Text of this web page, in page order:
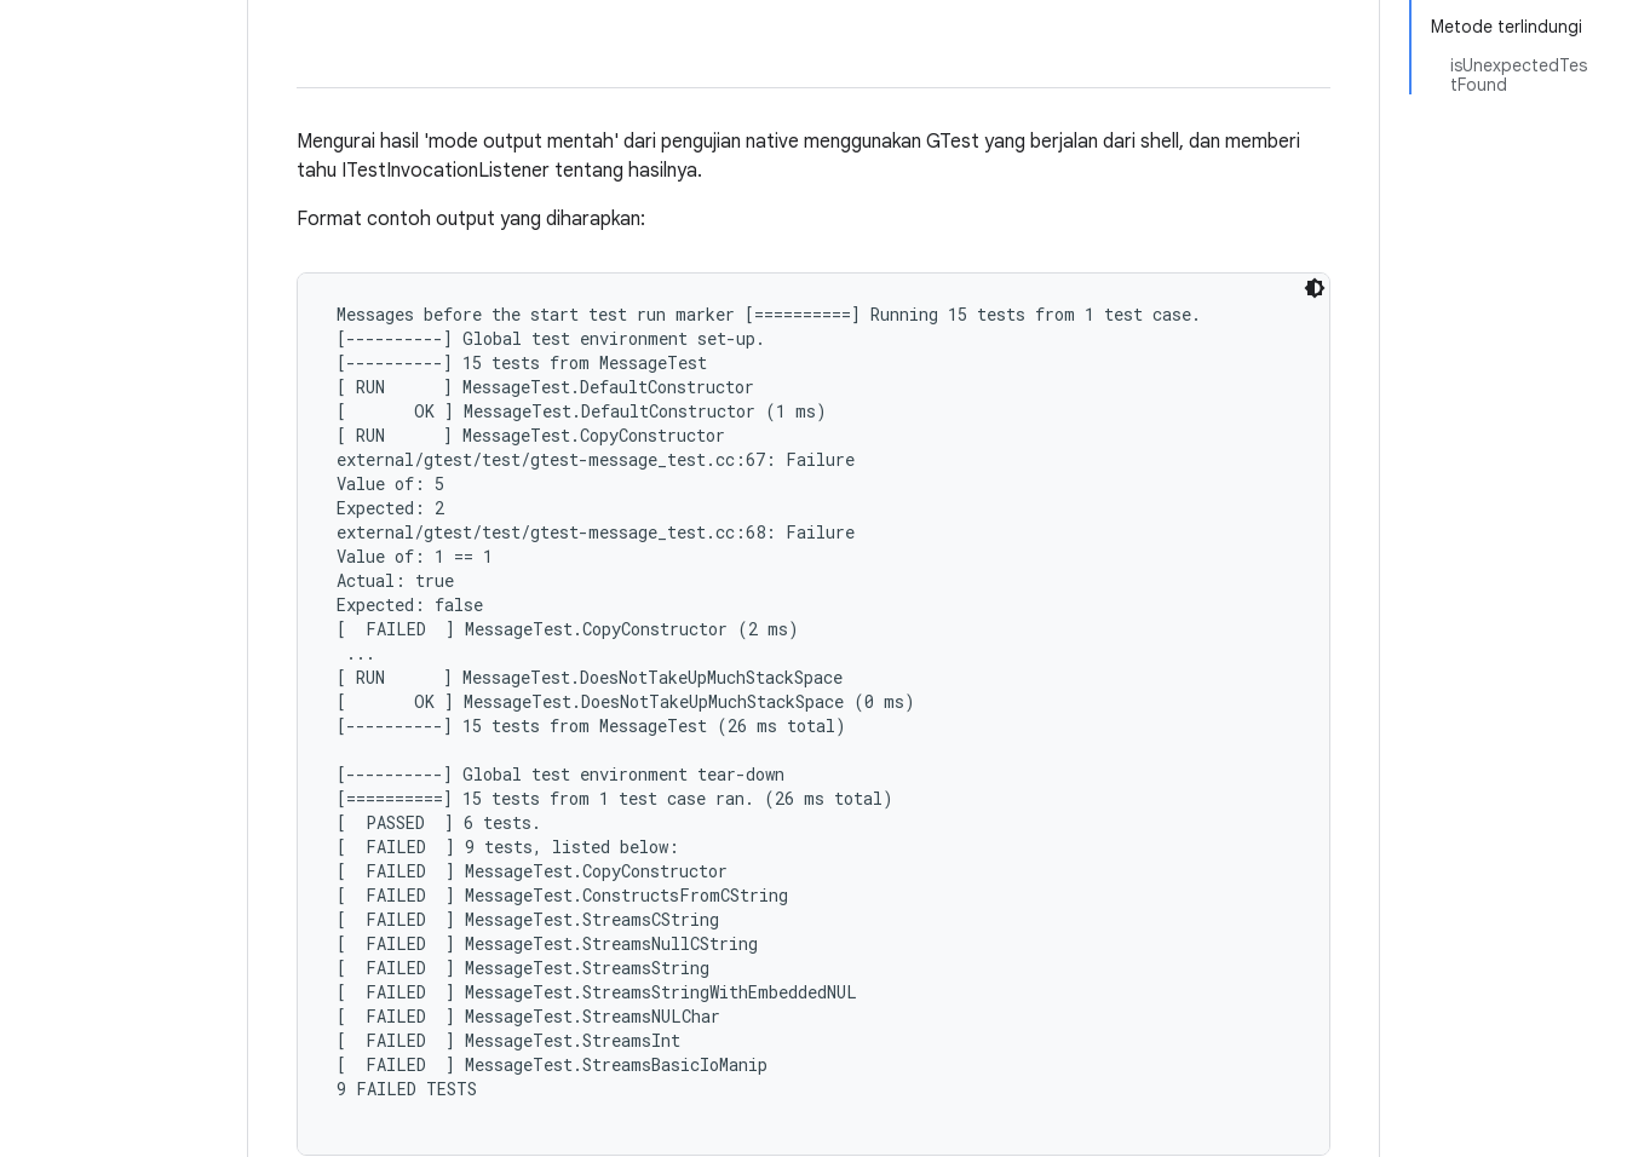
Metode terlindungi
isUnexpectedTes
tFound
Mengurai hasil 'mode output mentah' dari pengujian native menggunakan GTest yang berjalan dari shell, dan memberi
tahu ITestInvocationListener tentang hasilnya.
Format contoh output yang diharapkan:
Messages before the start test run marker [==========] Running 15 tests from 1 test case.
[----------] Global test environment set-up.
[----------] 15 tests from MessageTest
[ RUN      ] MessageTest.DefaultConstructor
[       OK ] MessageTest.DefaultConstructor (1 ms)
[ RUN      ] MessageTest.CopyConstructor
external/gtest/test/gtest-message_test.cc:67: Failure
Value of: 5
Expected: 2
external/gtest/test/gtest-message_test.cc:68: Failure
Value of: 1 == 1
Actual: true
Expected: false
[  FAILED  ] MessageTest.CopyConstructor (2 ms)
  ...
[ RUN      ] MessageTest.DoesNotTakeUpMuchStackSpace
[       OK ] MessageTest.DoesNotTakeUpMuchStackSpace (0 ms)
[----------] 15 tests from MessageTest (26 ms total)
[----------] Global test environment tear-down
[==========] 15 tests from 1 test case ran. (26 ms total)
[  PASSED  ] 6 tests.
[  FAILED  ] 9 tests, listed below:
[  FAILED  ] MessageTest.CopyConstructor
[  FAILED  ] MessageTest.ConstructsFromCString
[  FAILED  ] MessageTest.StreamsCString
[  FAILED  ] MessageTest.StreamsNullCString
[  FAILED  ] MessageTest.StreamsString
[  FAILED  ] MessageTest.StreamsStringWithEmbeddedNUL
[  FAILED  ] MessageTest.StreamsNULChar
[  FAILED  ] MessageTest.StreamsInt
[  FAILED  ] MessageTest.StreamsBasicIoManip
9 FAILED TESTS